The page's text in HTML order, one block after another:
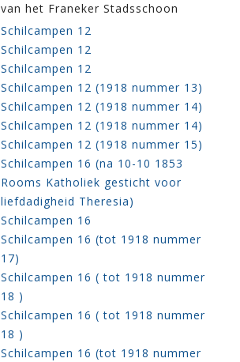
van het Franeker Stadsschoon
Schilcampen 12
Schilcampen 12
Schilcampen 12
Schilcampen 12 (1918 nummer 13)
Schilcampen 12 (1918 nummer 14)
Schilcampen 12 (1918 nummer 14)
Schilcampen 12 (1918 nummer 15)
Schilcampen 16 (na 10-10 1853
Rooms Katholiek gesticht voor
liefdadigheid Theresia)
Schilcampen 16
Schilcampen 16 (tot 1918 nummer
17)
Schilcampen 16 ( tot 1918 nummer
18 )
Schilcampen 16 ( tot 1918 nummer
18 )
Schilcampen 16 (tot 1918 nummer